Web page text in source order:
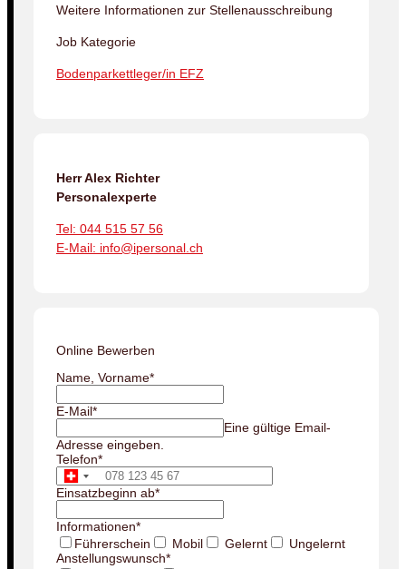
Weitere Informationen zur Stellenausschreibung
Job Kategorie
Bodenparkettleger/in EFZ
Herr Alex Richter
Personalexperte
Tel: 044 515 57 56
E-Mail: info@ipersonal.ch
Online Bewerben
Name, Vorname*
E-Mail*
Eine gültige Email-
Adresse eingeben.
Telefon*
Einsatzbeginn ab*
Informationen*
Führerschein
Mobil Gelernt
Ungelernt
Anstellungswunsch*